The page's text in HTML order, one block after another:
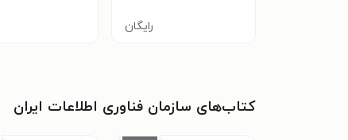
رایگان
کتاب‌های سازمان فناوری اطلاعات ایران